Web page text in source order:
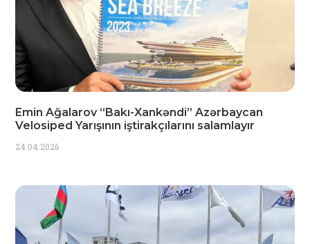
Emin Ağalarov “Bakı-Xankəndi” Azərbaycan
Velosiped Yarışının iştirakçılarını salamlayır
24.04.2026